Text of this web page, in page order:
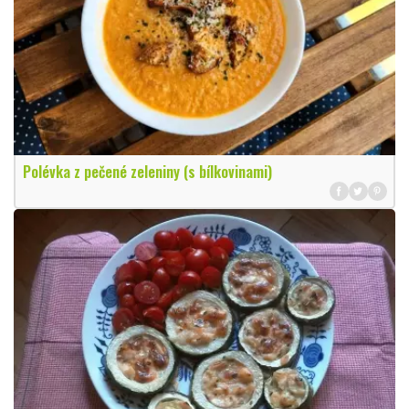
Polévka z pečené zeleniny (s bílkovinami)